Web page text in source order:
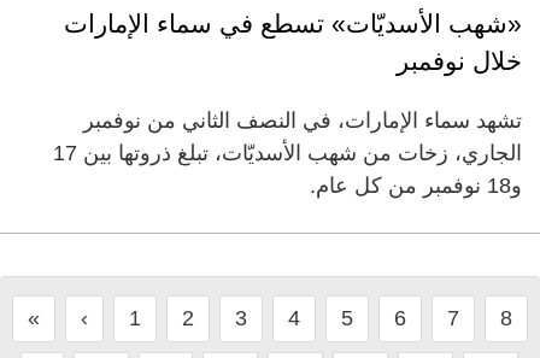
«شهب الأسديّات» تسطع في سماء الإمارات
خلال نوفمبر
تشهد سماء الإمارات، في النصف الثاني من نوفمبر
الجاري، زخات من شهب الأسديّات، تبلغ ذروتها بين 17
و18 نوفمبر من كل عام.
« ‹ 1 2 3 4 5 6 7 8